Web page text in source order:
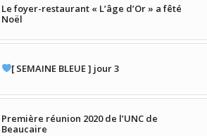
Le foyer-restaurant « L’âge d’Or » a fêté
Noël
[ SEMAINE BLEUE ] jour 3
Première réunion 2020 de l’UNC de
Beaucaire